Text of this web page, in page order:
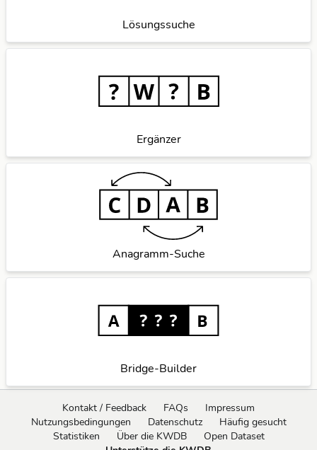
Lösungssuche
Ergänzer
Anagramm-Suche
Bridge-Builder
Kontakt / Feedback FAQs
Impressum
Nutzungsbedingungen
Datenschutz
Häufig gesucht
Statistiken
Über die KWDB
Open Dataset